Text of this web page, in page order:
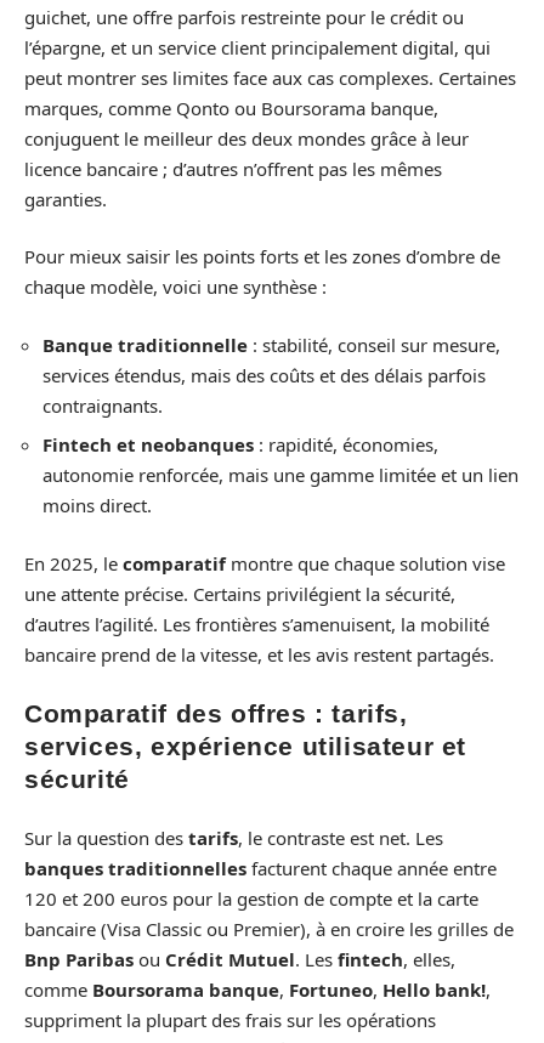
guichet, une offre parfois restreinte pour le crédit ou
l’épargne, et un service client principalement digital, qui
peut montrer ses limites face aux cas complexes. Certaines
marques, comme Qonto ou Boursorama banque,
conjuguent le meilleur des deux mondes grâce à leur
licence bancaire ; d’autres n’offrent pas les mêmes
garanties.
Pour mieux saisir les points forts et les zones d’ombre de
chaque modèle, voici une synthèse :
Banque traditionnelle : stabilité, conseil sur mesure,
services étendus, mais des coûts et des délais parfois
contraignants.
Fintech et neobanques : rapidité, économies,
autonomie renforcée, mais une gamme limitée et un lien
moins direct.
En 2025, le comparatifmontre que chaque solution vise
une attente précise. Certains privilégient la sécurité,
d’autres l’agilité. Les frontières s’amenuisent, la mobilité
bancaire prend de la vitesse, et les avis restent partagés.
Comparatif des offres : tarifs,
services, expérience utilisateur et
sécurité
Sur la question des tarifs, le contraste est net. Les
banques traditionnelles facturent chaque année entre
120 et 200 euros pour la gestion de compte et la carte
bancaire (Visa Classic ou Premier), à en croire les grilles de
Bnp Paribas ou Crédit Mutuel. Les fintech, elles,
comme Boursorama banque, Fortuneo, Hello bank!,
suppriment la plupart des frais sur les opérations